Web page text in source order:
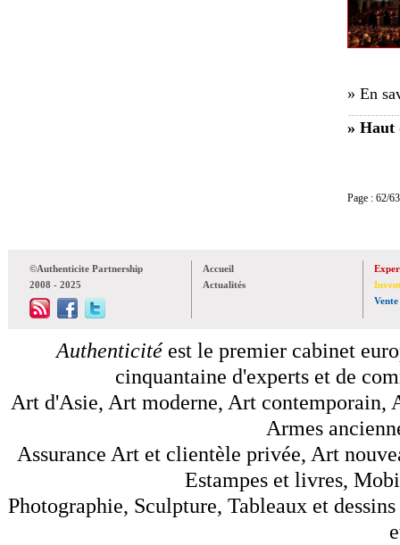
» En
» Haut
Page :
©Authenticite Partnership
2008 - 2025
Accueil
Actualités
Vente
Authenticitéest le premier cabinet
cinquantaine d'experts et de
Art d'Asie, Art moderne, Art contemporain,
Armes
Assurance Art et clientèle privée, Art
Estampes et livres,
Photographie, Sculpture, Tableaux et